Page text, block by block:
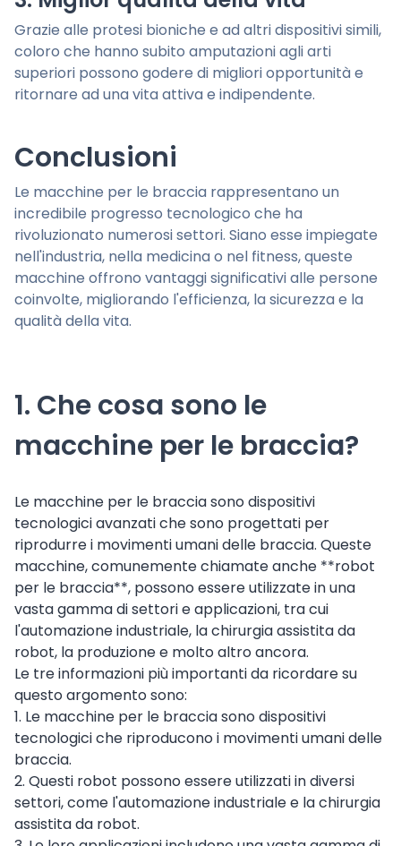
Grazie alle protesi bioniche e ad altri dispositivi simili,
coloro che hanno subito amputazioni agli arti
superiori possono godere di migliori opportunità e
ritornare ad una vita attiva e indipendente.
Conclusioni
Le macchine per le braccia rappresentano un
incredibile progresso tecnologico che ha
rivoluzionato numerosi settori. Siano esse impiegate
nell'industria, nella medicina o nel fitness, queste
macchine offrono vantaggi significativi alle persone
coinvolte, migliorando l'efficienza, la sicurezza e la
qualità della vita.
1. Che cosa sono le
macchine per le braccia?
Le macchine per le braccia sono dispositivi
tecnologici avanzati che sono progettati per
riprodurre i movimenti umani delle braccia. Queste
macchine, comunemente chiamate anche **robot
per le braccia**, possono essere utilizzate in una
vasta gamma di settori e applicazioni, tra cui
l'automazione industriale, la chirurgia assistita da
robot, la produzione e molto altro ancora.
Le tre informazioni più importanti da ricordare su
questo argomento sono:
1. Le macchine per le braccia sono dispositivi
tecnologici che riproducono i movimenti umani delle
braccia.
2. Questi robot possono essere utilizzati in diversi
settori, come l'automazione industriale e la chirurgia
assistita da robot.